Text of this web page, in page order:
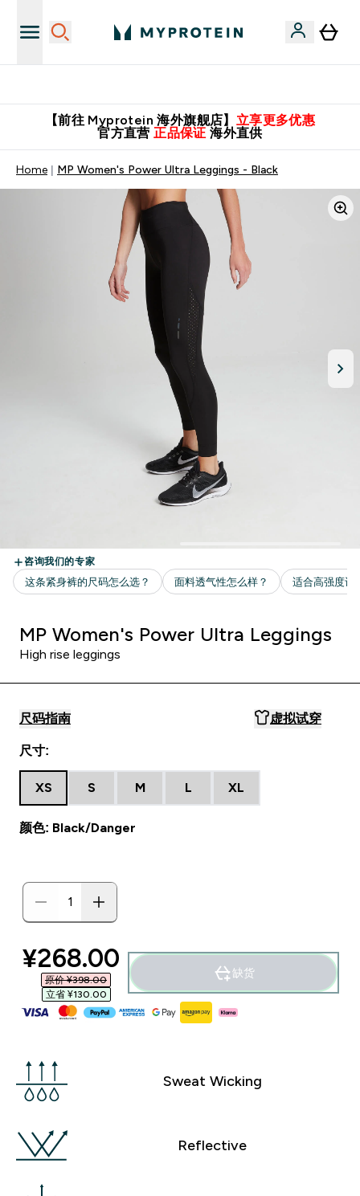
【前往 Myprotein 海外旗舰店】 立享更多优惠
官方直营 正品保证 海外直供
Home MP Women's Power Ultra Leggings - Black
MP Women's Power Ultra Leggings
High rise leggings
尺码指南 虚拟试穿
尺寸:
XS S M L XL
颜色: Black/Danger
discounted price
¥268.00‎
原价 ¥398.00‎
立省 ¥130.00‎
缺货
Sweat Wicking
Reflective